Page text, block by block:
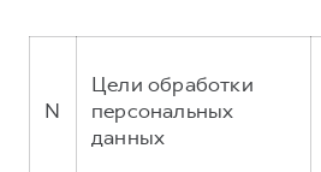
Крупным корпоративным
Система управления
Сервис для корпоративных
HAVAL Лизинг
Руководства по
Подписки
АКСЕССУАРЫ HAVAL
N
Цели обработки
персональных
данных